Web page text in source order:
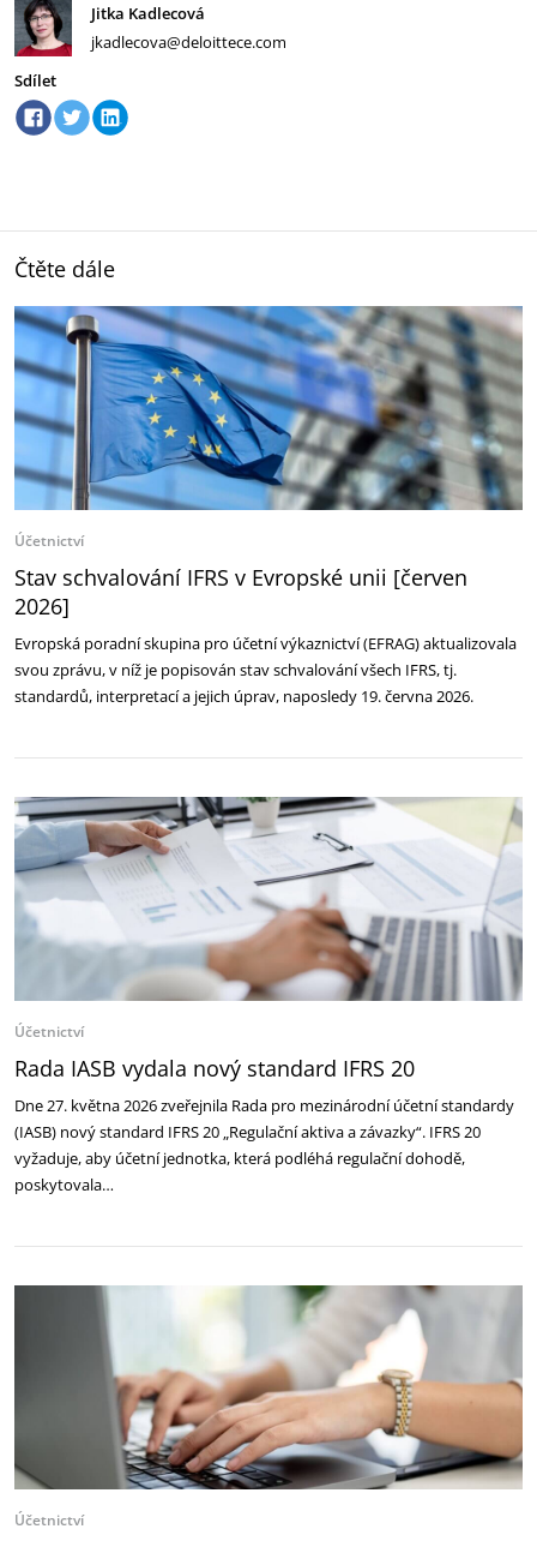
Jitka Kadlecová
jkadlecova@deloittece.com
Sdílet
Čtěte dále
Účetnictví
Stav schvalování IFRS v Evropské unii [červen
2026]
Evropská poradní skupina pro účetní výkaznictví (EFRAG) aktualizovala
svou zprávu, v níž je popisován stav schvalování všech IFRS, tj.
standardů, interpretací a jejich úprav, naposledy 19. června 2026.
Účetnictví
Rada IASB vydala nový standard IFRS 20
Dne 27. května 2026 zveřejnila Rada pro mezinárodní účetní standardy
(IASB) nový standard IFRS 20 „Regulační aktiva a závazky“. IFRS 20
vyžaduje, aby účetní jednotka, která podléhá regulační dohodě,
poskytovala…
Účetnictví